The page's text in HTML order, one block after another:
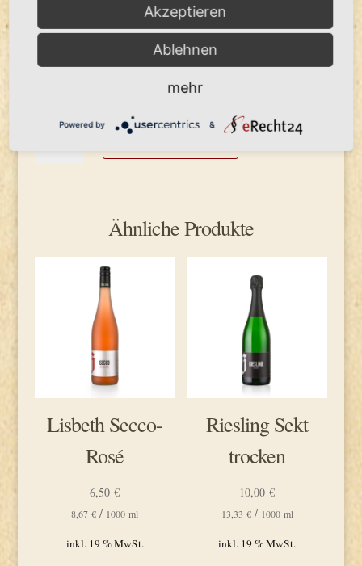
Versandkosten
Artikelnummer:S-18 Kategorie:Sekt & Secco
Schlagwort:
Philipp
Ähnliche Produkte
Lisbeth Secco-
Rosé
6,50€
8,67€ / 1000 ml
inkl. 19 % MwSt.
Riesling Sekt
trocken
10,00€
13,33 €/ 1000 ml
inkl. 19 % MwSt.
Akzeptieren
Ablehnen
mehr
Powered by &